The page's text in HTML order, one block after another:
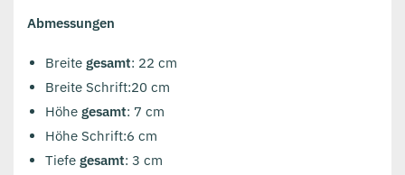
Abmessungen
Breite gesamt: 22 cm
Breite Schrift:20 cm
Höhe gesamt: 7 cm
Höhe Schrift:6 cm
Tiefe gesamt: 3 cm